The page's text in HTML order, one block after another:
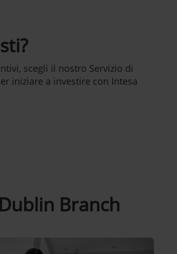
scegli il nostro Servizio di
iniziare a investire con Intesa
Branch